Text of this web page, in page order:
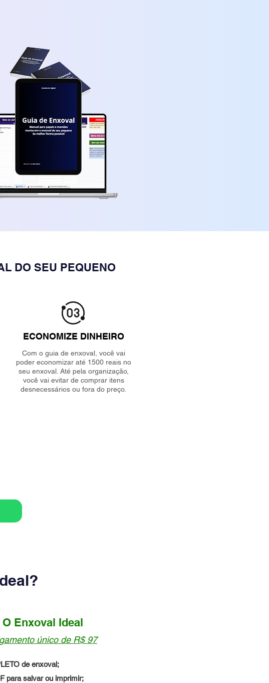
DO SEU PEQUENO
ECONOMIZE DINHEIRO
Com o guia de enxoval, você vai
poder economizar até 1500 reais no
seu enxoval. Até pela organização,
você vai evitar de comprar itens
desnecessários ou fora do preço.
O Enxoval Ideal
único de R$ 97
de enxoval;
para salvar ou imprimir;